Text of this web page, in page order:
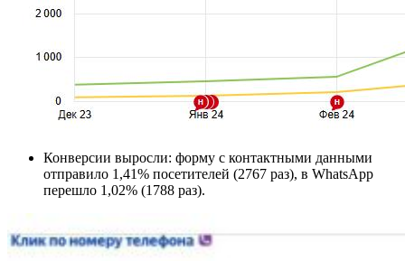
Конверсии выросли: форму с контактными данными
отправило 1,41% посетителей (2767 раз), в WhatsApp
перешло 1,02% (1788 раз).